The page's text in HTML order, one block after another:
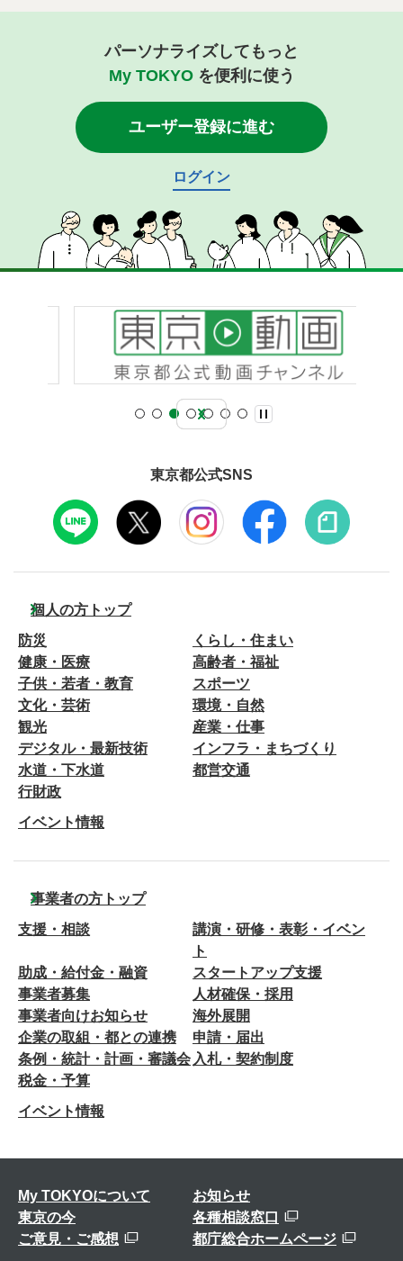
パーソナライズしてもっと
My TOKYOを便利に使う
ユーザー登録に進む
ログイン
東京都公式SNS
個人の方トップ
防災
くらし・住まい
健康・医療
高齢者・福祉
子供・若者・教育
スポーツ
文化・芸術
環境・自然
観光
産業・仕事
デジタル・最新技術
インフラ・まちづくり
水道・下水道
都営交通
行財政
イベント情報
事業者の方トップ
支援・相談
講演・研修・表彰・イベン
ト
助成・給付金・融資
スタートアップ支援
事業者募集
人材確保・採用
事業者向けお知らせ
海外展開
企業の取組・都との連携
申請・届出
条例・統計・計画・審議会 入札・契約制度
税金・予算
イベント情報
My TOKYOについて
お知らせ
東京の今
各種相談窓口
ご意見・ご感想
都庁総合ホームページ